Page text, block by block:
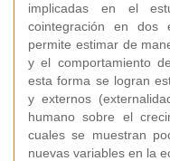
implicadas en el
cointegración en dos
permite estimar de
y el comportamiento
esta forma se logran
y externos
humano sobre el
cuales se muestran
nuevas variables en la